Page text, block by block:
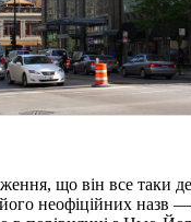
що він все таки
неофіційних назв